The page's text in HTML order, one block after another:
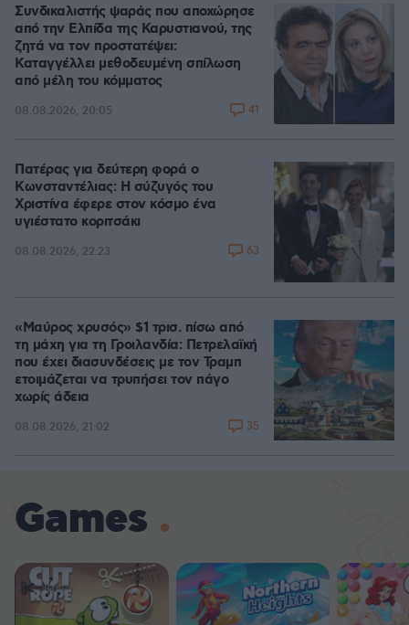
Συνδικαλιστής ψαράς που αποχώρησε
από την Ελπίδα της Καρυστιανού, της
ζητά να τον προστατέψει:
Καταγγέλλει μεθοδευμένη σπίλωση
από μέλη του κόμματος
08.08.2026, 20:05 41
Πατέρας για δεύτερη φορά ο
Κωνσταντέλιας: Η σύζυγός του
Χριστίνα έφερε στον κόσμο ένα
υγιέστατο κοριτσάκι
08.08.2026, 22:23 63
«Μαύρος χρυσός» $1 τρισ. πίσω από
τη μάχη για τη Γροιλανδία: Πετρελαϊκή
που έχει διασυνδέσεις με τον Τραμπ
ετοιμάζεται να τρυπήσει τον πάγο
χωρίς άδεια
08.08.2026, 21:02 35
Games